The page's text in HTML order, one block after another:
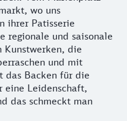
wo uns
ihrer Patisserie
regionale und saisonale
Kunstwerken, die
und mit
das Backen für die
eine Leidenschaft,
das schmeckt man